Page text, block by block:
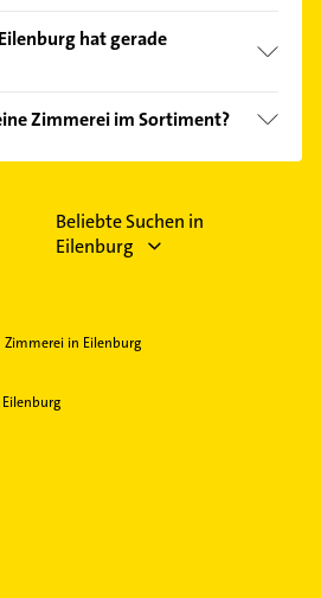
profitieren Sie von den
können Sie sich
hat gerade
diese an Sonn- und
können.
Zimmerei im Sortiment?
Marken wie Bauder und
Beliebte Suchen in
Eilenburg
Zimmerei in Eilenburg
Eilenburg